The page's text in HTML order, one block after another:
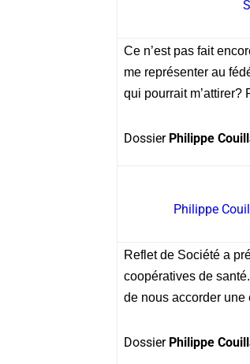
Ce n’est pas fait
me représenter au
qui pourrait m’attirer?
Dossier Philippe
Philippe
Reflet de Société a
coopératives de santé
de nous accorder une
Dossier Philippe